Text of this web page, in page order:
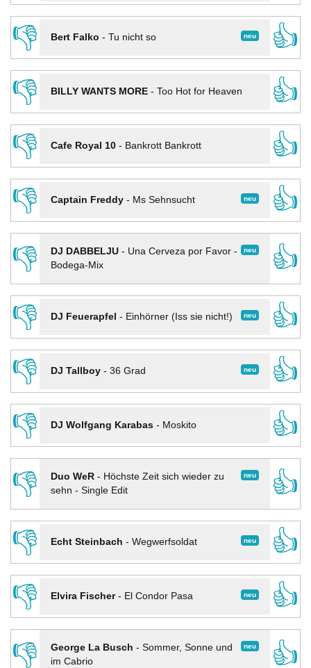
👎
neu
Bert Falko - Tu nicht so
👍
👎
BILLY WANTS MORE- Too Hot for Heaven
👍
👎
Cafe Royal 10- Bankrott Bankrott
👍
👎
neu
Captain Freddy- Ms Sehnsucht
👍
👎
neu
DJ DABBELJU- Una Cerveza por Favor -
Bodega-Mix
👍
👎
neu
DJ Feuerapfel - Einhörner (Iss sie nicht!)
👍
👎
neu
DJ Tallboy- 36 Grad
👍
👎
DJ Wolfgang Karabas- Moskito
👍
👎
neu
Duo WeR- Höchste Zeit sich wieder zu
sehn - Single Edit
👍
👎
neu
Echt Steinbach - Wegwerfsoldat
👍
👎
neu
Elvira Fischer- El Condor Pasa
👍
👎
neu
George La Busch - Sommer, Sonne und
im Cabrio
👍